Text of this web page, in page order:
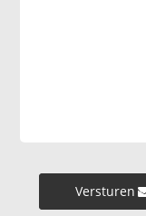
Versturen »